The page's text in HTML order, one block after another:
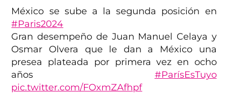
México se sube a la segunda posición en
#Paris2024
Gran desempeño de Juan Manuel Celaya y
Osmar Olvera que le dan a México una
presea plateada por primera vez en ocho
años #ParísEsTuyo
pic.twitter.com/FOxmZAfhpf